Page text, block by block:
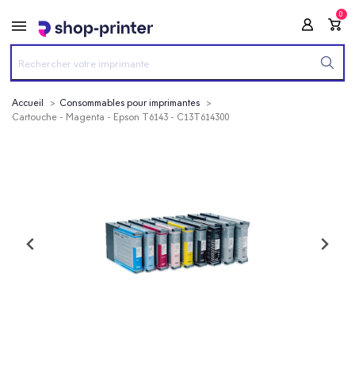
0
Accueil
Consommables pour imprimantes
Cartouche - Magenta - Epson T6143 - C13T614300